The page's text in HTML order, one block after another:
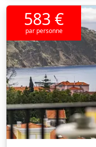
583 €
par personne